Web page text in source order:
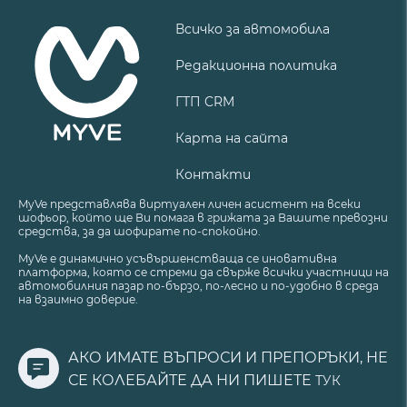
Всичко за автомобила
Редакционна политика
ГТП CRM
Карта на сайта
Контакти
MyVe представлява виртуален личен асистент на всеки
шофьор, който ще Ви помага в грижата за Вашите превозни
средства, за да шофирате по-спокойно.
MyVe е динамично усъвършенстваща се иновативна
платформа, която се стреми да свърже всички участници на
автомобилния пазар по-бързо, по-лесно и по-удобно в среда
на взаимно доверие.
АКО ИМАТЕ ВЪПРОСИ И ПРЕПОРЪКИ, НЕ
СЕ КОЛЕБАЙТЕ ДА НИ ПИШЕТЕ ТУК